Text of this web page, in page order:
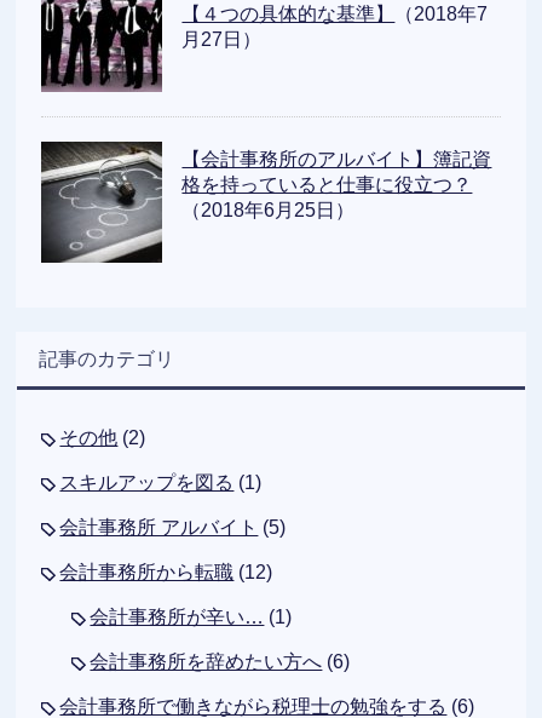
【４つの具体的な基準】
（2018年7
月27日）
【会計事務所のアルバイト】簿記資
格を持っていると仕事に役立つ？
（2018年6月25日）
記事のカテゴリ
その他 (2)
スキルアップを図る (1)
会計事務所 アルバイト (5)
会計事務所から転職 (12)
会計事務所が辛い… (1)
会計事務所を辞めたい方へ (6)
会計事務所で働きながら税理士の勉強をする (6)